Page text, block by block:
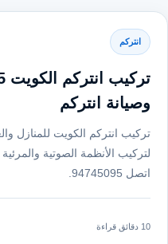
انتركم
وصيانة انتركم
تركيب انتركم الكويت للمنازل
لتركيب الأنظمة الصوتية
اتصل 94745095.
10 دقائق قراءة